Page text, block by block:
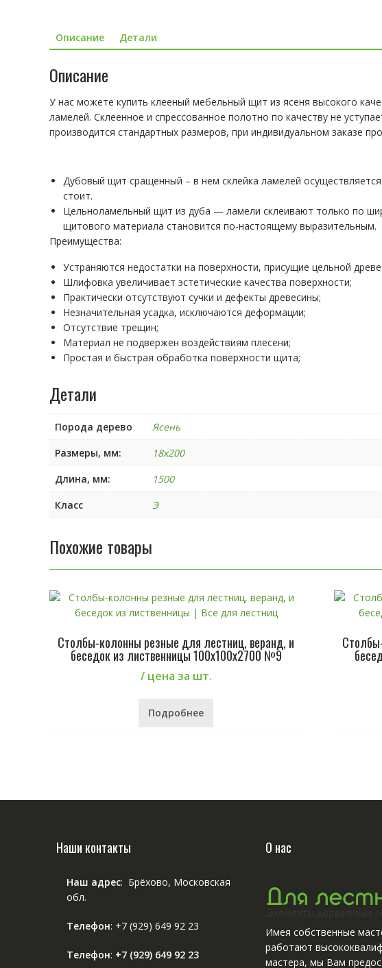
Описание Детали
Описание
У нас можете купить клееный мебельный щит из ясеня высокого
ламелей. Склеенное и спрессованное полотно по качеству не
производится стандартных размеров, при индивидуальном заказе
Дубовый щит сращенный – в нем склейка ламелей
стоит.
Цельноламельный щит из дуба — ламели склеивают только по
щитового материала становится по-настоящему выразительным.
Преимущества:
Устраняются недостатки на поверхности, присущие цельной
Шлифовка увеличивает эстетические качества поверхности;
Практически отсутствуют сучки и дефекты древесины;
Незначительная усадка, исключаются деформации;
Отсутствие трещин;
Материал не подвержен воздействиям плесени;
Простая и быстрая обработка поверхности щита;
Детали
Порода дерево
Ясень
Размеры, мм:
18х200
Длина, мм:
1500
Класс
Э
Похожие товары
Столбы-колонны резные для лестниц, веранд, и
беседок из лиственницы 100х100х2700 №9
/ цена за шт.
Подробнее
Наши контакты
Наш адрес: Брёхово, Московская
обл.
Телефон: +7 (929) 649 92 23
Телефон: +7 (929) 649 92 23
О нас
Имея собственные
работают
мастера, мы Вам